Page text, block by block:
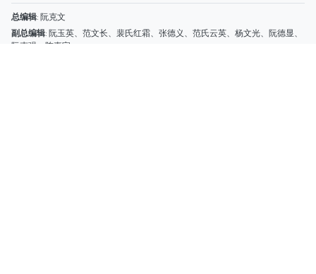
广告部
(028) 38334185
quangcaohoavan09@gmail.com;